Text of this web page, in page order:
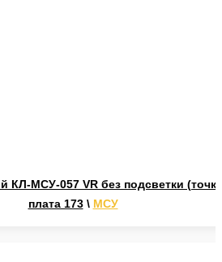
КЛ-МСУ-057 VR без подсветки
плата 173\ МСУ